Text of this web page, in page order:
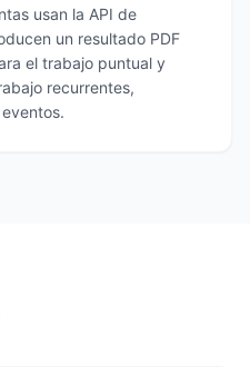
usan la API de
un resultado PDF
el trabajo puntual y
recurrentes,